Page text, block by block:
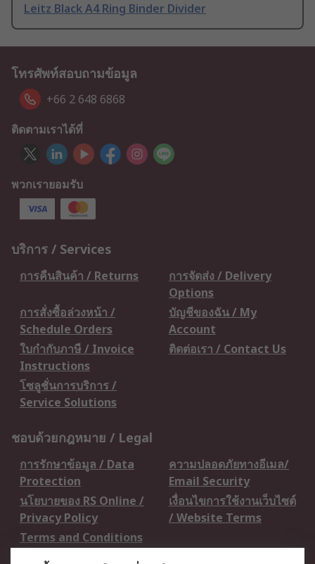
Leitz Black A4 Ring Binder Divider
โทรศัพท์สอบถามข้อมูล
+66 2 648 6868
ติดตามเราได้ที่
พวกเรายอมรับ
บริการ / Services
การคืนสินค้า / Returns
การจัดส่ง / Delivery
Options
การสั่งซื้อล่วงหน้า /
Schedule Orders
บัญชีของฉัน / My
Account
ใบกำกับภาษี / Invoice
Instructions
ติดต่อเรา / Contact Us
โซลูชั่นการบริการ /
Service Solutions
ชอบด้วยกฎหมาย / Legal
การรักษาข้อมูล / Data
Protection
ความปลอดภัยทางอีเมล/
Email Security
นโยบายของ RS Online /
Privacy Policy
เงื่อนไขการใช้งานเว็บไซต์
/ Website Terms
Terms and Conditions